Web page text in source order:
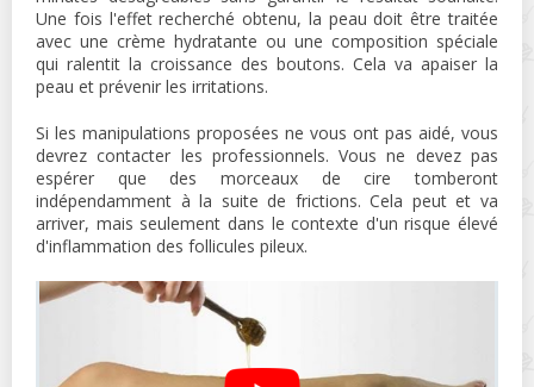
Une fois l'effet recherché obtenu, la peau doit être traitée
avec une crème hydratante ou une composition spéciale
qui ralentit la croissance des boutons. Cela va apaiser la
peau et prévenir les irritations.
Si les manipulations proposées ne vous ont pas aidé, vous
devrez contacter les professionnels. Vous ne devez pas
espérer que des morceaux de cire tomberont
indépendamment à la suite de frictions. Cela peut et va
arriver, mais seulement dans le contexte d'un risque élevé
d'inflammation des follicules pileux.